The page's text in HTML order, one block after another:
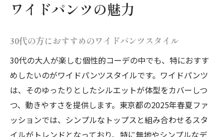
ワイドパンツの魅力
30代の方におすすめのワイドパンツスタイル
30代の大人が楽しむ個性的コーデの中でも、特におすす
めしたいのがワイドパンツスタイルです。ワイドパンツ
は、そのゆったりとしたシルエットが体型をカバーしつ
つ、動きやすさを提供します。東京都の2025年春夏ファ
ッションでは、シンプルなトップスと組み合わせるスタ
イルがトレンドとなっており、特に無地やシンプルなデ